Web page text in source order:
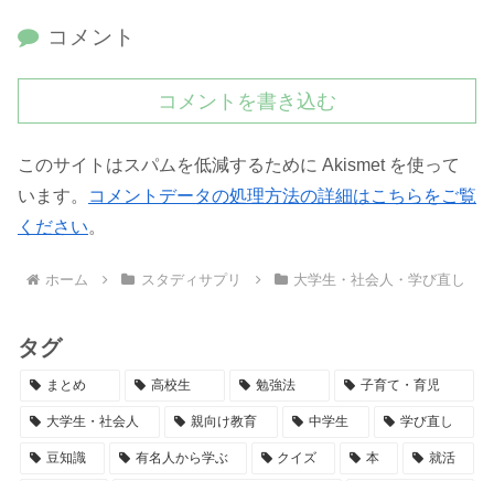
コメント
コメントを書き込む
このサイトはスパムを低減するために Akismet を使って
います。
コメントデータの処理方法の詳細はこちらをご覧
ください。
ホーム スタディサプリ 大学生・社会人・学び直し
タグ
まとめ 高校生 勉強法 子育て・育児
大学生・社会人 親向け教育 中学生 学び直し
豆知識 有名人から学ぶ クイズ 本 就活